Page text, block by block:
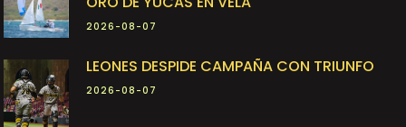
2026-08-07
LEONES DESPIDE CAMPAÑA CON TRIUNFO
2026-08-07